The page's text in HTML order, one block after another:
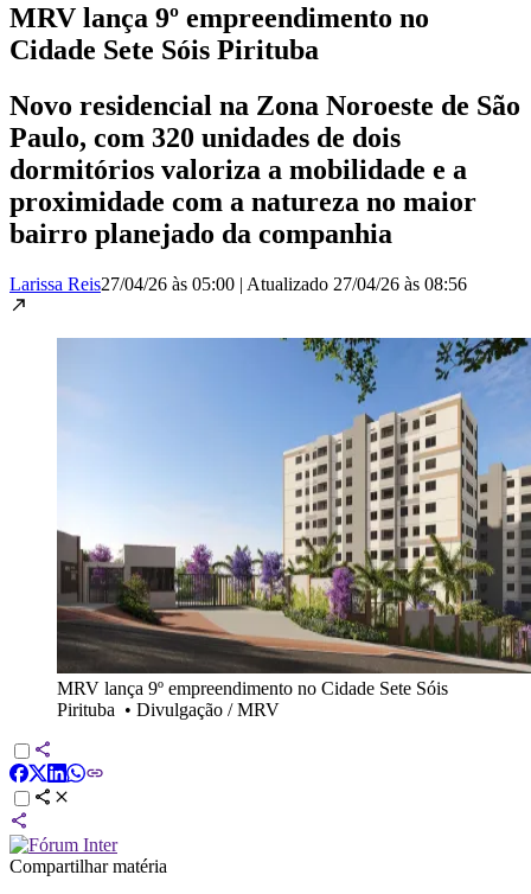
MRV lança 9º empreendimento no
Cidade Sete Sóis Pirituba
Novo residencial na Zona Noroeste de São
Paulo, com 320 unidades de dois
dormitórios valoriza a mobilidade e a
proximidade com a natureza no maior
bairro planejado da companhia
Larissa Reis27/04/26 às 05:00 | Atualizado 27/04/26 às 08:56
MRV lança 9º empreendimento no Cidade Sete Sóis
Pirituba • Divulgação / MRV
Compartilhar matéria